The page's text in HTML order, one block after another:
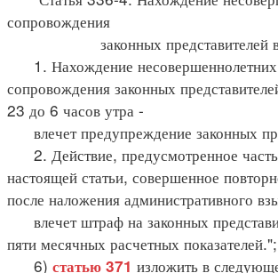
сопровождения
законных представителей
1. Нахождение несовершеннолетних
сопровождения законных
23 до 6 часов утра -
влечет предупреждение законных
2. Действие, предусмотренное
настоящей статьи, совершенное
после наложения административного
влечет штраф на законных
пяти месячных расчетных показателей.";
6) статью 371 изложить в